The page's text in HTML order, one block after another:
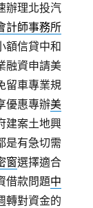
辦理北投汽
計師事務所
額信貸中和
融資申請美
留車專業規
優惠專辦美
建案土地興
是有急切需
窗選擇適合
借款問題中
轉對資金的